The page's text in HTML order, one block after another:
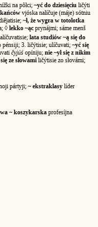
na pôłci; ~yć do dziesięciu ličýti
vjóska nalíčuje (máje) sótniu
~ł, że wygra w totolotka
◊ lekko ~ąc prynájmi; sáme menš
lata studiów ~ą się do
pénsiji; 3. ličýtisie; ulíčuvati; ~yć się
čyjúś opíniju; nie ~ył się z nikim
ze słowami ličýtisie zo słovámi;
pártyji; ~ ekstraklasy líder
~ koszykarska profesíjna